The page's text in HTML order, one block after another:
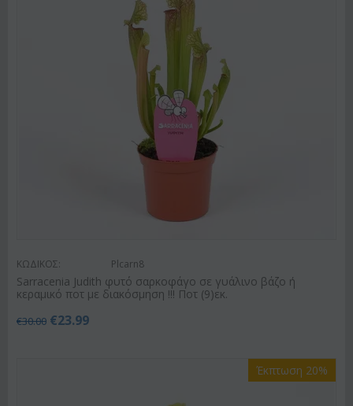
ΚΩΔΙΚΟΣ: Plcarn8
Sarracenia Judith φυτό σαρκοφάγο σε γυάλινο βάζο ή
κεραμικό ποτ με διακόσμηση !!! Ποτ (9)εκ.
€30.00 €23.99
Έκπτωση 20%